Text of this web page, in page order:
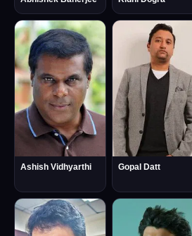
Ashish Vidhyarthi Gopal Datt